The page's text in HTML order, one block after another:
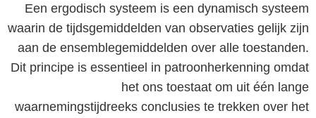
Een ergodisch systeem is een dynamisch systeem
waarin de tijdsgemiddelden van observaties gelijk zijn
aan de ensemblegemiddelden over alle toestanden.
Dit principe is essentieel in patroonherkenning omdat
het ons toestaat om uit één lange
waarnemingstijdreeks conclusies te trekken over het